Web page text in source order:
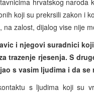
hrvatskog
koji su prekrsili zakon i
zalost, dijalog vise nije
i njegovi suradnici
trazenje rjesenja. S
s vasim ljudima i da
s ljudima koji su